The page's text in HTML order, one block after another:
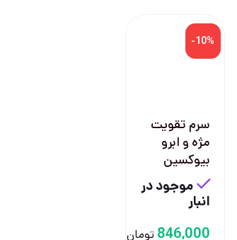
-10%
سرم تقویت
مژه و ابرو
بیوکسین
موجود در
انبار
846,000 تومان